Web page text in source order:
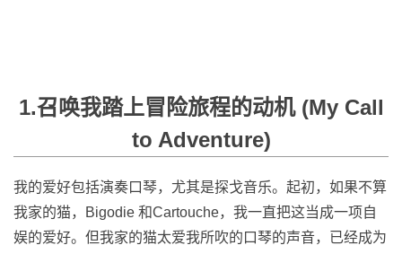
1.召唤我踏上冒险旅程的动机 (My Call
to Adventure)
我的爱好包括演奏口琴，尤其是探戈音乐。起初，如果不算
我家的猫，Bigodie 和Cartouche，我一直把这当成一项自
娱的爱好。但我家的猫太爱我所吹的口琴的声音，已经成为